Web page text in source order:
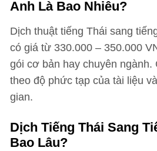
Anh Là Bao Nhiêu?
Dịch thuật tiếng Thái sang
có giá từ 330.000 – 350.000
gói cơ bản hay chuyên ngành.
theo độ phức tạp của tài liệu
gian.
Dịch Tiếng Thái Sang
Bao Lâu?